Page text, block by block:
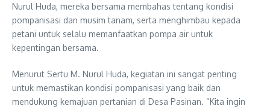
Nurul Huda, mereka bersama membahas tentang kondisi
pompanisasi dan musim tanam, serta menghimbau kepada
petani untuk selalu memanfaatkan pompa air untuk
kepentingan bersama.
Menurut Sertu M. Nurul Huda, kegiatan ini sangat penting
untuk memastikan kondisi pompanisasi yang baik dan
mendukung kemajuan pertanian di Desa Pasinan. “Kita ingin